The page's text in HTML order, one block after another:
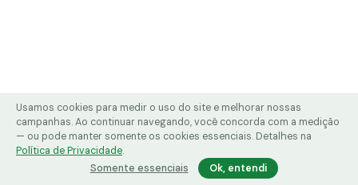
Usamos cookies para medir o uso do site e melhorar nossas
campanhas. Ao continuar navegando, você concorda com a medição
— ou pode manter somente os cookies essenciais. Detalhes na
Política de Privacidade.
Somente essenciais
Ok, entendi